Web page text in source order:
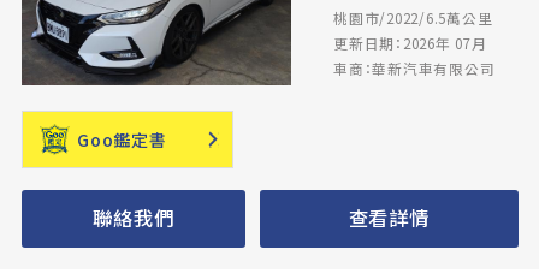
桃園市/2022/6.5萬公里
更新日期：2026年 07月
車商：華新汽車有限公司
Goo鑑定書
聯絡我們 查看詳情